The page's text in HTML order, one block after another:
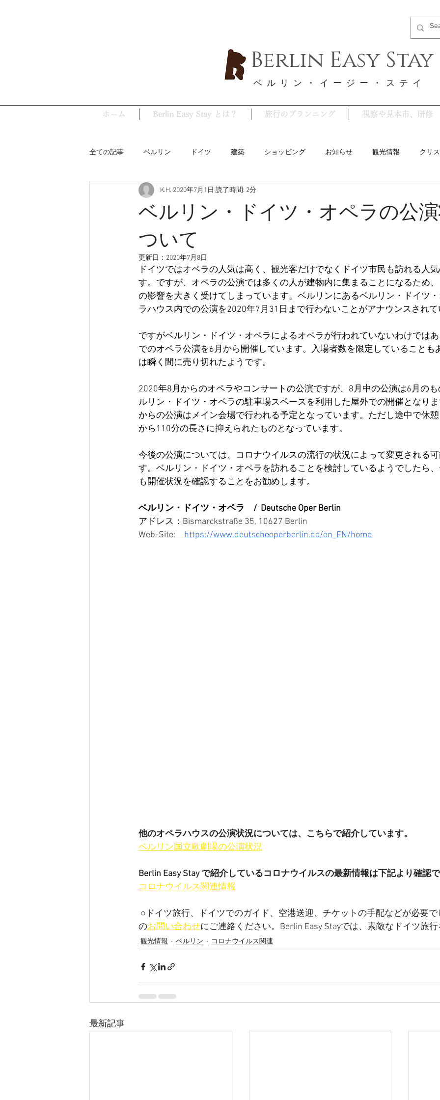
ホーム Berlin Easy Stay とは？ 旅行のプランニング 視察や見本市、研修
Berlin Easy Stay
​ベルリン・イージー・ステイ
全ての記事 ベルリン ドイツ 建築 ショッピング お知らせ 観光情報 クリ
ベルリンの史跡 バウハウス ベルリンのイベント
ドレスデン
ベルリン・ドイツ・オペラの公
ついて
K.H. 2020年7月1日 読了時間: 2分
更新日： 2020年7月8日
ドイツではオペラの人気は高く、観光客だけでなくドイツ市民も訪れる人
す。ですが、オペラの公演では多くの人が建物内に集まることになるため
の影響を大きく受けてしまっています。ベルリンにあるベルリン・ドイツ
ラハウス内での公演を2020年7月31日まで行わないことがアナウンスされて
ですがベルリン・ドイツ・オペラによるオペラが行われていないわけでは
でのオペラ公演を6月から開催しています。入場者数を限定していることも
は瞬く間に売り切れたようです。
2020年8月からのオペラやコンサートの公演ですが、8月中の公演は6月の
ルリン・ドイツ・オペラの駐車場スペースを利用した屋外での開催となり
からの公演はメイン会場で行われる予定となっています。ただし途中で休
から110分の長さに抑えられたものとなっています。
今後の公演については、コロナウイルスの流行の状況によって変更される
す。ベルリン・ドイツ・オペラを訪れることを検討しているようでしたら
も開催状況を確認することをお勧めします。
ベルリン・ドイツ・オペラ　/  Deutsche Oper Berlin
アドレス： Bismarckstraße 35, 10627 Berlin
Web-Site: https://www.deutscheoperberlin.de/en_EN/home
他のオペラハウスの公演状況については、こちらで紹介しています。
ベルリン国立歌劇場の公演状況
Berlin Easy Stay で紹介しているコロナウイルスの最新情報は下記より確認で
コロナウイルス関連情報
のお問い合わせにご連絡ください。Berlin Easy Stayでは、素敵なドイツ旅行
観光情報 ベルリン コロナウイルス関連
最新記事